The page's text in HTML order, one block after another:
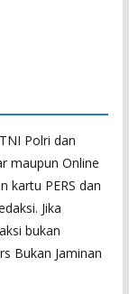
Polri dan
maupun Online
kartu PERS dan
Jika
bukan
Bukan Jaminan